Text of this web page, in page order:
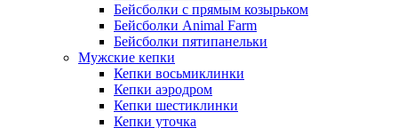
Бейсболки с прямым козырьком
Бейсболки Animal Farm
Бейсболки пятипанельки
Мужские кепки
Кепки восьмиклинки
Кепки аэродром
Кепки шестиклинки
Кепки уточка